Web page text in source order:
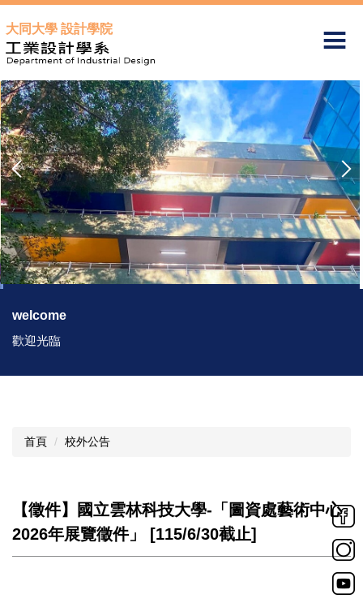
到
主
要
內
容
區
大同大學 設計學院
welcome
歡迎光臨
首頁 校外公告
【徵件】國立雲林科技大學-「圖資處藝術中心
2026年展覽徵件」 [115/6/30截止]